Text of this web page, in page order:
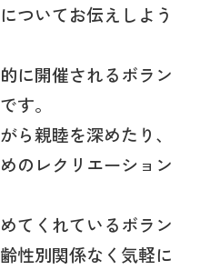
ついてお伝えしよう
に開催されるボラン
す。
ら親睦を深めたり、
のレクリエーション
てくれているボラン
性別関係なく気軽に